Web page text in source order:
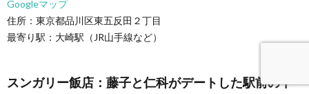
Googleマップ
住所：東京都品川区東五反田２丁目
最寄り駅：大崎駅（JR山手線など）
スンガリー飯店：藤子と仁科がデートした駅前の中